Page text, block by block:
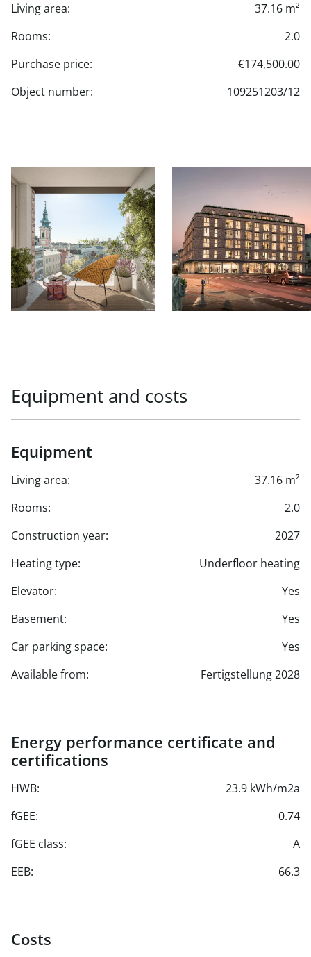
Living area:
37.16 m²
Rooms:
2.0
Purchase price:
€174,500.00
Object number:
109251203/12
Equipment and costs
Equipment
Living area:
37.16 m²
Rooms:
2.0
Construction year:
2027
Heating type:
Underfloor heating
Elevator:
Yes
Basement:
Yes
Car parking space:
Yes
Available from:
Fertigstellung 2028
Energy performance certificate and
certifications
HWB:
23.9 kWh/m2a
fGEE:
0.74
fGEE class:
A
EEB:
66.3
Costs